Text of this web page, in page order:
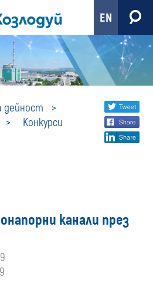
EN
дейност
Конкурси
Конкурси
Share
social
канали през